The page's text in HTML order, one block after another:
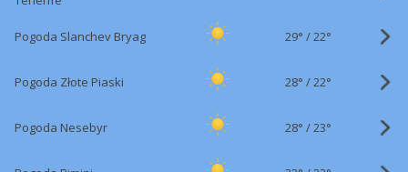
Pogoda Slanchev Bryag 29° /22°
Pogoda Złote Piaski 28° /22°
Pogoda Nesebyr 28° /23°